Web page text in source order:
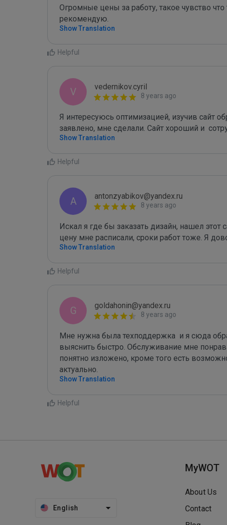
Огромные цены за работу, такое чувство что
рекомендую.
Show Translation
Helpful
V vedernikov.cyril
8 years ago
Я интересуюсь оптимизацией, изучив сайт
заявлено, мне сделали. Сайт хороший и
Show Translation
Helpful
A antonzyabikov@yandex.ru
8 years ago
Искал я где бы заказать дизайн, нашел этот
цену мне расписали, сроки работ тоже. Я
Show Translation
Helpful
G goldahonin@yandex.ru
8 years ago
Мне нужна была техподдержка  и я сюда
выяснить быстро. Обслуживание мне
понятно изложено, кроме того есть
актуально.
Show Translation
Helpful
English
MyWOT
About Us
Contact